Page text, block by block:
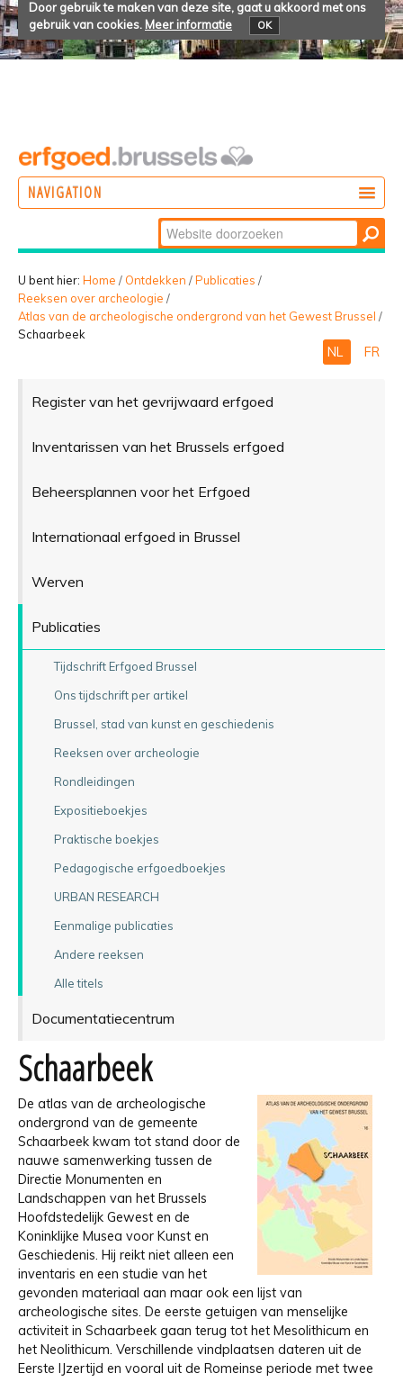
Door gebruik te maken van deze site, gaat u akkoord met ons
gebruik van cookies. Meer informatie OK
NAVIGATION
BELEVEN
Zoek
Geavanceerd
zoeken...
U bent hier: Home / Ontdekken /Publicaties /
Reeksen over archeologie /
Atlas van de archeologische ondergrond van het Gewest Brussel /
Schaarbeek
NL FR
Register van het gevrijwaard erfgoed
Inventarissen van het Brussels erfgoed
Beheersplannen voor het Erfgoed
Internationaal erfgoed in Brussel
Werven
Publicaties
Tijdschrift Erfgoed Brussel
Ons tijdschrift per artikel
Brussel, stad van kunst en geschiedenis
Reeksen over archeologie
Rondleidingen
Expositieboekjes
Praktische boekjes
Pedagogische erfgoedboekjes
URBAN RESEARCH
Eenmalige publicaties
Andere reeksen
Alle titels
Documentatiecentrum
Schaarbeek
De atlas van de archeologische
ondergrond van de gemeente
Schaarbeek kwam tot stand door de
nauwe samenwerking tussen de
Directie Monumenten en
Landschappen van het Brussels
Hoofdstedelijk Gewest en de
Koninklijke Musea voor Kunst en
Geschiedenis. Hij reikt niet alleen een
inventaris en een studie van het
gevonden materiaal aan maar ook een lijst van
archeologische sites. De eerste getuigen van menselijke
activiteit in Schaarbeek gaan terug tot het Mesolithicum en
het Neolithicum. Verschillende vindplaatsen dateren uit de
Eerste IJzertijd en vooral uit de Romeinse periode met twee